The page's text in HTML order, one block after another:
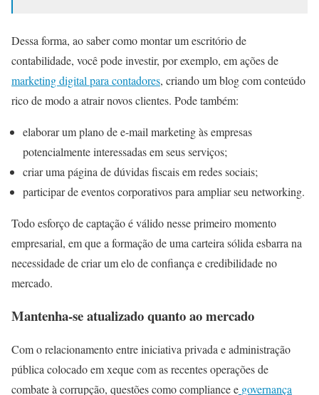
Dessa forma, ao saber como montar um escritório de
contabilidade, você pode investir, por exemplo, em ações de
marketing digital para contadores, criando um blog com conteúdo
rico de modo a atrair novos clientes. Pode também:
elaborar um plano de e-mail marketing às empresas
potencialmente interessadas em seus serviços;
criar uma página de dúvidas fiscais em redes sociais;
participar de eventos corporativos para ampliar seu networking.
Todo esforço de captação é válido nesse primeiro momento
empresarial, em que a formação de uma carteira sólida esbarra na
necessidade de criar um elo de confiança e credibilidade no
mercado.
Mantenha-se atualizado quanto ao mercado
Com o relacionamento entre iniciativa privada e administração
pública colocado em xeque com as recentes operações de
combate à corrupção, questões como compliance e governança